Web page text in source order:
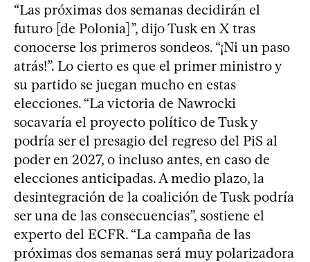
“Las próximas dos semanas decidirán el
futuro [de Polonia]”, dijo Tusk en X tras
conocerse los primeros sondeos. “¡Ni un paso
atrás!”. Lo cierto es que el primer ministro y
su partido se juegan mucho en estas
elecciones. “La victoria de Nawrocki
socavaría el proyecto político de Tusk y
podría ser el presagio del regreso del PiS al
poder en 2027, o incluso antes, en caso de
elecciones anticipadas. A medio plazo, la
desintegración de la coalición de Tusk podría
ser una de las consecuencias”, sostiene el
experto del ECFR. “La campaña de las
próximas dos semanas será muy polarizadora